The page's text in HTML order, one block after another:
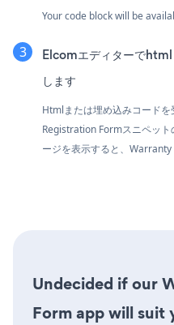
Your code block will be
Elcomエディターでhtml
します
Htmlまたは埋め込みコード
Registration Formスニペッ
ージを表示すると、
Undecided if our
Form app will suit